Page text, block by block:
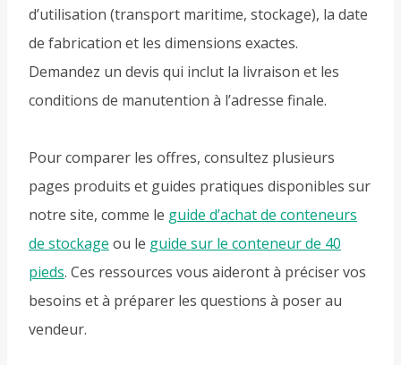
d’utilisation (transport maritime, stockage), la date
de fabrication et les dimensions exactes.
Demandez un devis qui inclut la livraison et les
conditions de manutention à l’adresse finale.
Pour comparer les offres, consultez plusieurs
pages produits et guides pratiques disponibles sur
notre site, comme le guide d’achat de conteneurs
de stockage ou le guide sur le conteneur de 40
pieds. Ces ressources vous aideront à préciser vos
besoins et à préparer les questions à poser au
vendeur.